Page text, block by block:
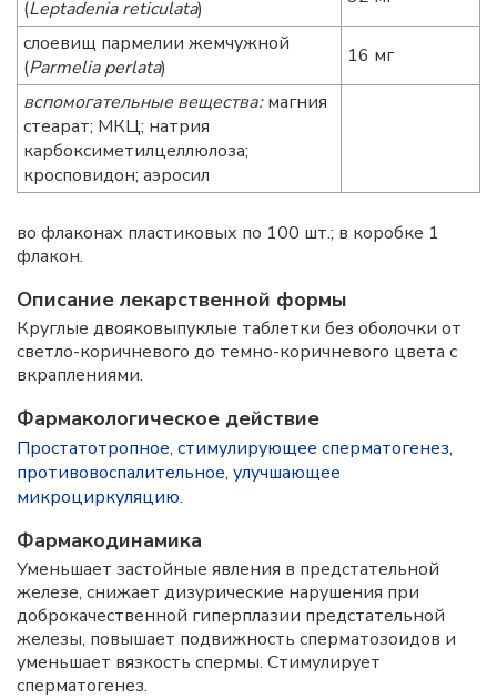
(Leptadenia reticulata)
слоевищ пармелии жемчужной
(Parmelia perlata)
16 мг
вспомогательные вещества:магния
стеарат; МКЦ; натрия
карбоксиметилцеллюлоза;
кросповидон; аэросил
во флаконах пластиковых по 100 шт.; в коробке 1
флакон.
Описание лекарственной формы
Круглые двояковыпуклые таблетки без оболочки от
светло-коричневого до темно-коричневого цвета с
вкраплениями.
Фармакологическое действие
Простатотропное, стимулирующее сперматогенез,
противовоспалительное, улучшающее
микроциркуляцию.
Фармакодинамика
Уменьшает застойные явления в предстательной
железе, снижает дизурические нарушения при
доброкачественной гиперплазии предстательной
железы, повышает подвижность сперматозоидов и
уменьшает вязкость спермы. Стимулирует
сперматогенез.